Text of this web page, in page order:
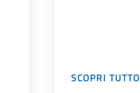
SCOPRI TUTTO